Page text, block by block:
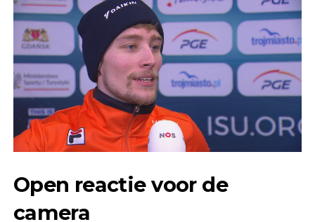
Open reactie voor de
camera